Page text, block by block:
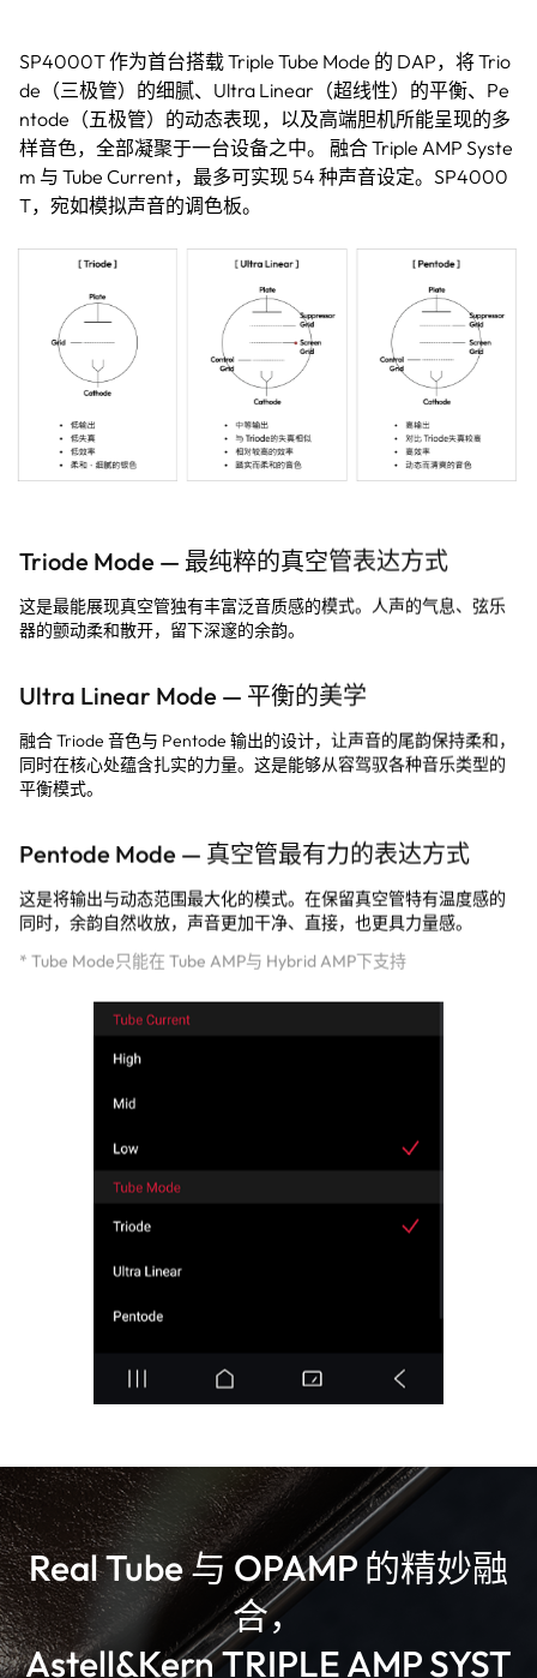
SP4000T 作为首台搭载 Triple Tube Mode 的 DAP，将 Trio
de（三极管）的细腻、Ultra Linear（超线性）的平衡、Pe
ntode（五极管）的动态表现，以及高端胆机所能呈现的多
样音色，全部凝聚于一台设备之中。 融合 Triple AMP Syste
m 与 Tube Current，最多可实现 54 种声音设定。SP4000
T，宛如模拟声音的调色板。
Triode Mode — 最纯粹的真空管表达方式
这是最能展现真空管独有丰富泛音质感的模式。人声的气息、弦乐
器的颤动柔和散开，留下深邃的余韵。
Ultra Linear Mode — 平衡的美学
融合 Triode 音色与 Pentode 输出的设计，让声音的尾韵保持柔和，
同时在核心处蕴含扎实的力量。这是能够从容驾驭各种音乐类型的
平衡模式。
Pentode Mode — 真空管最有力的表达方式
这是将输出与动态范围最大化的模式。在保留真空管特有温度感的
同时，余韵自然收放，声音更加干净、直接，也更具力量感。
* Tube Mode只能在 Tube AMP与 Hybrid AMP下支持
Real Tube 与 OPAMP 的精妙融
合，
Astell&Kern TRIPLE AMP SYST